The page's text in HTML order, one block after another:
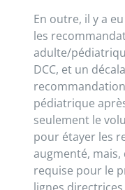
En outre, il y a
les
adulte/
DCC, et un
pédiatrique
seulement le
pour étayer les
augmenté,
requise pour le